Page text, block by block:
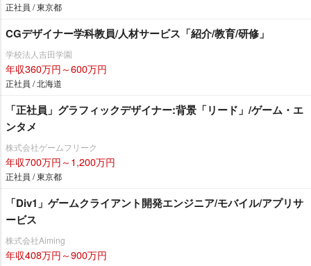
正社員 / 東京都
CGデザイナー学科教員/人材サービス「紹介/教育/研修」
学校法人吉田学園
年収360万円～600万円
正社員 / 北海道
「正社員」グラフィックデザイナー:背景「リード」/ゲーム・エ
ンタメ
株式会社ゲームフリーク
年収700万円～1,200万円
正社員 / 東京都
「Div1」ゲームクライアント開発エンジニア/モバイル/アプリサ
ービス
株式会社Aiming
年収408万円～900万円